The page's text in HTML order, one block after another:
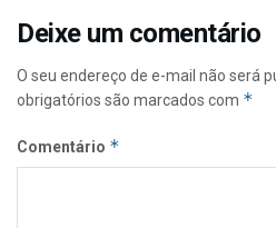
Deixe um comentário
O seu endereço de e-mail não será
obrigatórios são marcados com *
Comentário *